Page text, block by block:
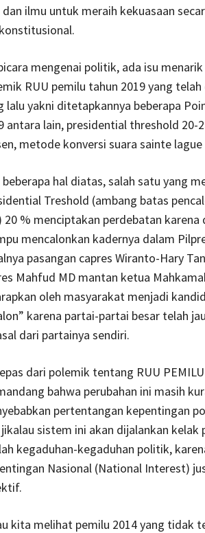
dan ilmu untuk meraih kekuasaan
mengenai politik, ada isu
RUU pemilu tahun 2019 yang
lalu yakni ditetapkannya beberapa
antara lain, presidential threshold 20-
metode konversi suara sainte
beberapa hal diatas, salah satu yang
Treshold (ambang batas
20 % menciptakan perdebatan
mencalonkan kadernya dalam
pasangan capres Wiranto-Hary
Mahfud MD mantan ketua
oleh masyarakat menjadi
karena partai-partai besar telah
dari partainya sendiri.
dari polemik tentang RUU
bahwa perubahan ini masih
pertentangan kepentingan
sistem ini akan dijalankan kelak
kegaduhan-kegaduhan politik,
Nasional (National Interest)
kita melihat pemilu 2014 yang tidak